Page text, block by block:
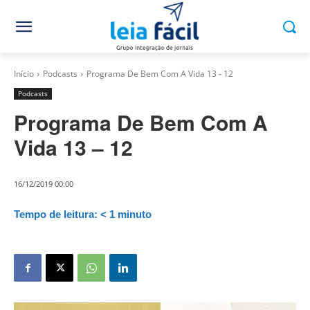
Início Podcasts Programa De Bem Com A Vida 13 - 12
Podcasts
Programa De Bem Com A
Vida 13 – 12
16/12/2019 00:00
Tempo de leitura: < 1 minuto